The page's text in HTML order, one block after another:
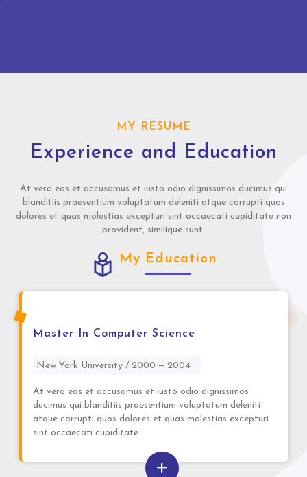
MY RESUME
Experience and Education
At vero eos et accusamus et iusto odio dignissimos ducimus qui
blanditiis praesentium voluptatum deleniti atque corrupti quos
dolores et quas molestias excepturi sint occaecati cupiditate non
provident, similique sunt.
My Education
Master In Computer Science
New York University / 2000 — 2004
At vero eos et accusamus et iusto odio dignissimos
ducimus qui blanditiis praesentium voluptatum deleniti
atque corrupti quos dolores et quas molestias excepturi
sint occaecati cupiditate